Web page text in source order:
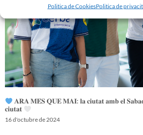
Politica de CookiesPolitica de
𝐀𝐑𝐀 𝐌𝐄́𝐒 𝐐𝐔𝐄 𝐌𝐀𝐈: 𝐥𝐚 𝐜𝐢𝐮𝐭𝐚𝐭 𝐚𝐦𝐛 𝐞𝐥
𝐜𝐢𝐮𝐭𝐚𝐭
16 d'octubre de 2024